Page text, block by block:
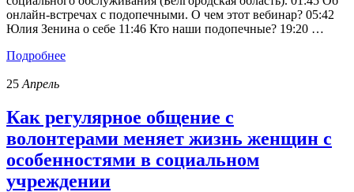
онлайн-встречах с подопечными. О чем этот вебинар? 05:42
Юлия Зенина о себе 11:46 Кто наши подопечные? 19:20 …
Подробнее
25 Апрель
Как регулярное общение с
волонтерами меняет жизнь женщин с
особенностями в социальном
учреждении